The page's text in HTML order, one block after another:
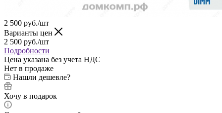
2 500 руб./шт
Варианты цен
2 500 руб./шт
Подробности
Цена указана без учета НДС
Нет в продаже
Нашли дешевле?
Хочу в подарок